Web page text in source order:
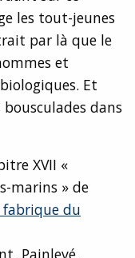
les tout-jeunes
par là que le
et
Et
dans
XVII «
marins » de
fabrique du